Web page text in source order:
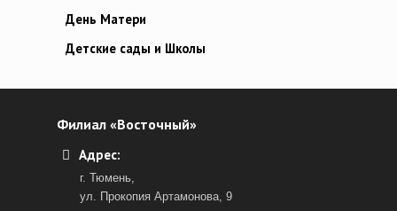
День Матери
Детские сады и Школы
Филиал «Восточный»
Адрес:
г. Тюмень,
ул. Прокопия Артамонова, 9